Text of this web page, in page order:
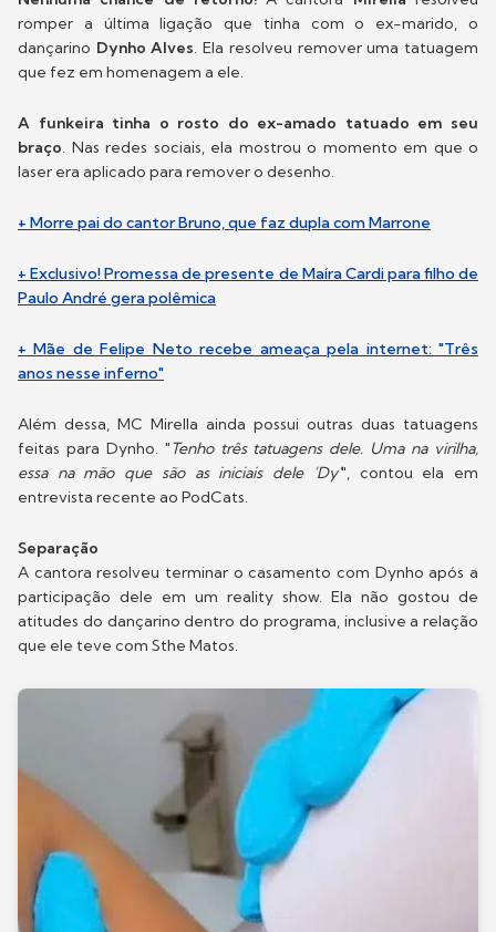
romper a última ligação que tinha com o ex-marido, o
dançarino Dynho Alves. Ela resolveu remover uma tatuagem
que fez em homenagem a ele.
A funkeira tinha o rosto do ex-amado tatuado em seu
braço. Nas redes sociais, ela mostrou o momento em que o
laser era aplicado para remover o desenho.
+ Morre pai do cantor Bruno, que faz dupla com Marrone
+ Exclusivo! Promessa de presente de Maíra Cardi para filho de
Paulo André gera polêmica
+ Mãe de Felipe Neto recebe ameaça pela internet: "Três
anos nesse inferno"
Além dessa, MC Mirella ainda possui outras duas tatuagens
feitas para Dynho. "Tenho três tatuagens dele. Uma na virilha,
essa na mão que são as iniciais dele 'Dy'", contou ela em
entrevista recente ao PodCats.
Separação
A cantora resolveu terminar o casamento com Dynho após a
participação dele em um reality show. Ela não gostou de
atitudes do dançarino dentro do programa, inclusive a relação
que ele teve com Sthe Matos.